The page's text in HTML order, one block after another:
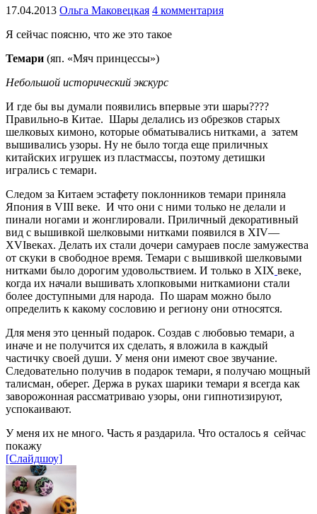
17.04.2013 Ольга Маковецкая 4 комментария
Я сейчас поясню, что же это такое
Темари (яп. «Мяч принцессы»)
Небольшой исторический экскурс
И где бы вы думали появились впервые эти шары????
Правильно-в Китае. Шары делались из обрезков старых
шелковых кимоно, которые обматывались нитками, а затем
вышивались узоры. Ну не было тогда еще приличных
китайских игрушек из пластмассы, поэтому детишки
игрались с темари.
Следом за Китаем эстафету поклонников темари приняла
Япония в VIII веке. И что они с ними только не делали и
пинали ногами и жонглировали. Приличный декоративный
вид с вышивкой шелковыми нитками появился в XIV—
XVIвеках. Делать их стали дочери самураев после замужества
от скуки в свободное время. Темари с вышивкой шелковыми
нитками было дорогим удовольствием. И только в XIX веке,
когда их начали вышивать хлопковыми ниткамиони стали
более доступными для народа. По шарам можно было
определить к какому сословию и региону они относятся.
Для меня это ценный подарок. Создав с любовью темари, а
иначе и не получится их сделать, я вложила в каждый
частичку своей души. У меня они имеют свое звучание.
Следовательно получив в подарок темари, я получаю мощный
талисман, оберег. Держа в руках шарики темари я всегда как
заворожонная рассматриваю узоры, они гипнотизируют,
успокаивают.
У меня их не много. Часть я раздарила. Что осталось я сейчас
покажу
[Слайдшоу]